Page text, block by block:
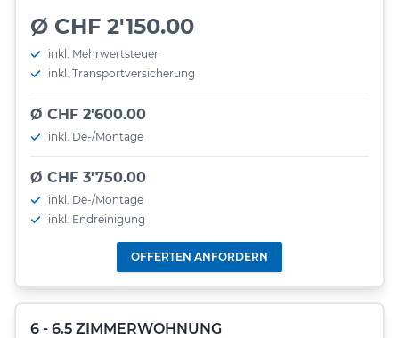
Ø CHF 2'150.00
inkl. Mehrwertsteuer
inkl. Transportversicherung
Ø CHF 2'600.00
inkl. De-/Montage
Ø CHF 3'750.00
inkl. De-/Montage
inkl. Endreinigung
OFFERTEN ANFORDERN
6 - 6.5 ZIMMERWOHNUNG